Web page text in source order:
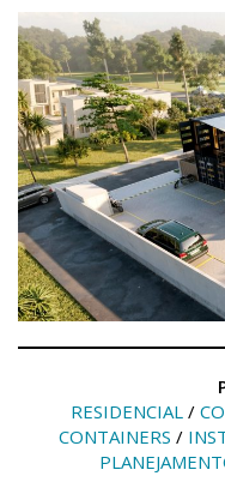
RESIDENCIAL /
CONTAINERS /